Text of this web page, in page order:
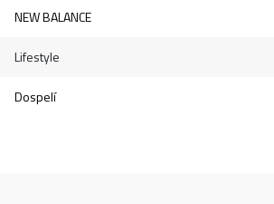
NEW BALANCE
Lifestyle
Dospelí